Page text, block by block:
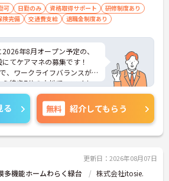
可 日勤のみ 資格取得サポート
研修制度あり
険完備 交通費支給 退職金制度あり
年8月オープン予定の、
てケアマネの募集です！
、ワークライフバランスが
徒歩7分の立地で、マイカ
勤らくらくです◎
接対策ポイントなど、さら
すのでお気軽にご相談くだ
る 無料 紹介してもらう
更新日：2026年08月07日
機能ホームわらく緑台 株式会社itosie.